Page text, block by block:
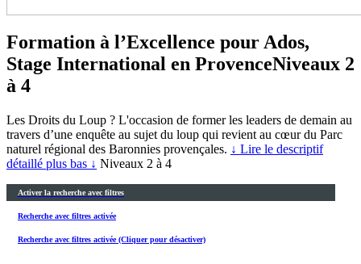
Formation à l’Excellence pour Ados,
Stage International en ProvenceNiveaux 2
à 4
Les Droits du Loup ? L'occasion de former les leaders de demain au
travers d’une enquête au sujet du loup qui revient au cœur du Parc
naturel régional des Baronnies provençales. ↓ Lire le descriptif
détaillé plus bas ↓ Niveaux 2 à 4
Activer la recherche avec filtres
Recherche avec filtres activée
Recherche avec filtres activée (Cliquer pour désactiver)